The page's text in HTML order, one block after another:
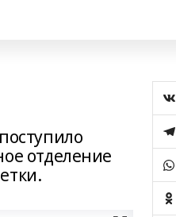
отделение